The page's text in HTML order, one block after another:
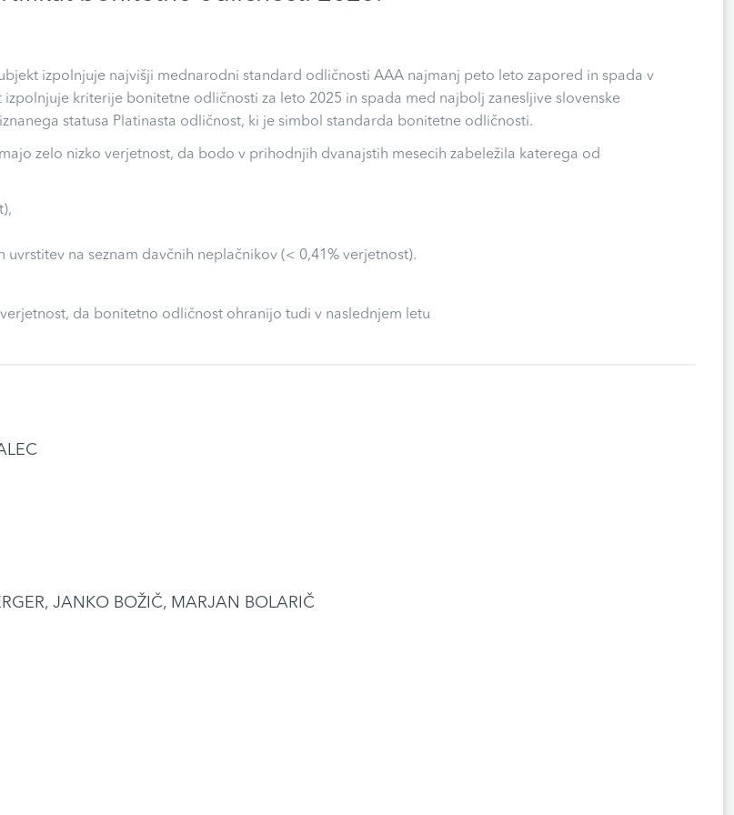
izpolnjuje najvišji mednarodni standard odličnosti AAA najmanj peto leto zapored in spada v
kriterije bonitetne odličnosti za leto 2025 in spada med najbolj zanesljive slovenske
statusa Platinasta odličnost, ki je simbol standarda bonitetne odličnosti.
zelo nizko verjetnost, da bodo v prihodnjih dvanajstih mesecih zabeležila katerega od
na seznam davčnih neplačnikov (< 0,41% verjetnost).
da bonitetno odličnost ohranijo tudi v naslednjem letu
JANKO BOŽIČ, MARJAN BOLARIČ